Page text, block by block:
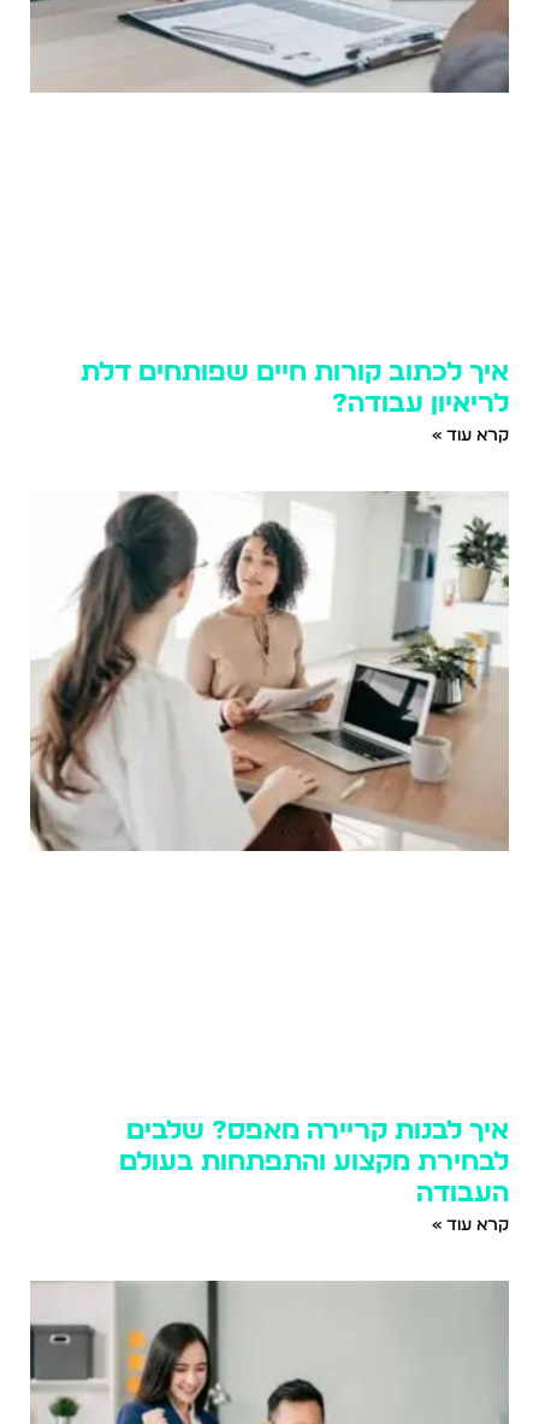
איך לכתוב קורות חיים שפותחים דלת
לריאיון עבודה?
קרא עוד »
איך לבנות קריירה מאפס? שלבים
לבחירת מקצוע והתפתחות בעולם
העבודה
קרא עוד »